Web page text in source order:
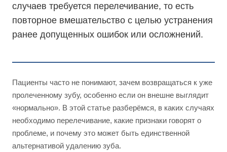
случаев требуется перелечивание, то есть
повторное вмешательство с целью устранения
ранее допущенных ошибок или осложнений.
Пациенты часто не понимают, зачем возвращаться к уже
пролеченному зубу, особенно если он внешне выглядит
«нормально». В этой статье разберёмся, в каких случаях
необходимо перелечивание, какие признаки говорят о
проблеме, и почему это может быть единственной
альтернативой удалению зуба.